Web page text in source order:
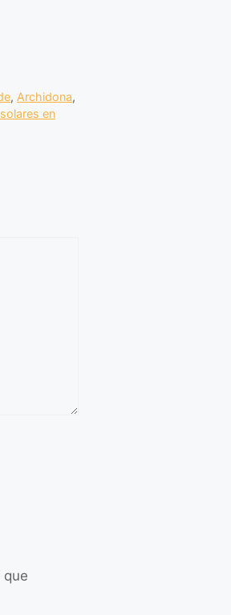
, Archidona,
en
que